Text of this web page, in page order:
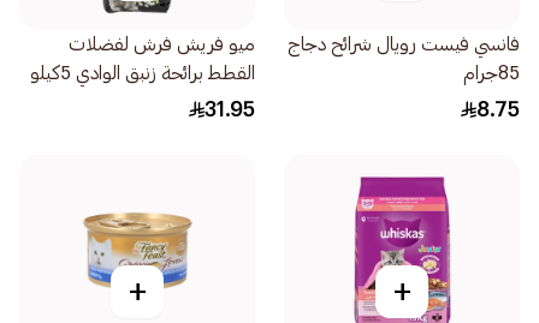
فانسي فيست رويال شرائح دجاج
85جرام
8.75
ميو فريش فرش لفضلات
القطط برائحة زنبق الوادي 5كيلو
31.95
+
+